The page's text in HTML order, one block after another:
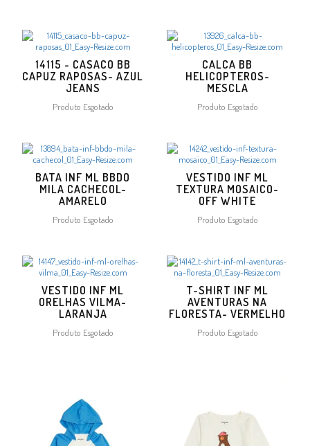
14115 - CASACO BB
CAPUZ RAPOSAS- AZUL
JEANS
Produto Esgotado
CALCA BB
HELICOPTEROS-
MESCLA
Produto Esgotado
BATA INF ML BBDO
MILA CACHECOL-
AMARELO
Produto Esgotado
VESTIDO INF ML
TEXTURA MOSAICO-
OFF WHITE
Produto Esgotado
VESTIDO INF ML
ORELHAS VILMA-
LARANJA
Produto Esgotado
T-SHIRT INF ML
AVENTURAS NA
FLORESTA- VERMELHO
Produto Esgotado